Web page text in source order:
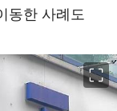
동한 사례도